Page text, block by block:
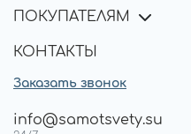
ПОКУПАТЕЛЯМ
КОНТАКТЫ
Заказать звонок
info@samotsvety.su